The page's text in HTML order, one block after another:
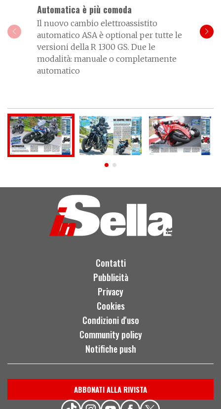
Automatica è più comoda
Il nuovo cambio elettroassistito
automatico ASA è optional per tutte le
versioni della R 1300 GS. Due le
modalità: manuale o completamente
automatico
Contatti
Pubblicità
Privacy
Cookies
Condizioni d'uso
Community policy
Notifiche push
ABBONATI ALLA RIVISTA